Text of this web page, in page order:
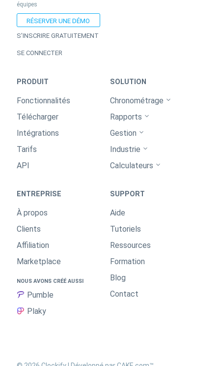
équipes
RÉSERVER UNE DÉMO
S’INSCRIRE GRATUITEMENT
SE CONNECTER
PRODUIT
Fonctionnalités
Télécharger
Intégrations
Tarifs
API
SOLUTION
Chronométrage
Rapports
Gestion
Industrie
Calculateurs
ENTREPRISE
À propos
Clients
Affiliation
Marketplace
NOUS AVONS CRÉÉ AUSSI
Pumble
Plaky
SUPPORT
Aide
Tutoriels
Ressources
Formation
Blog
Contact